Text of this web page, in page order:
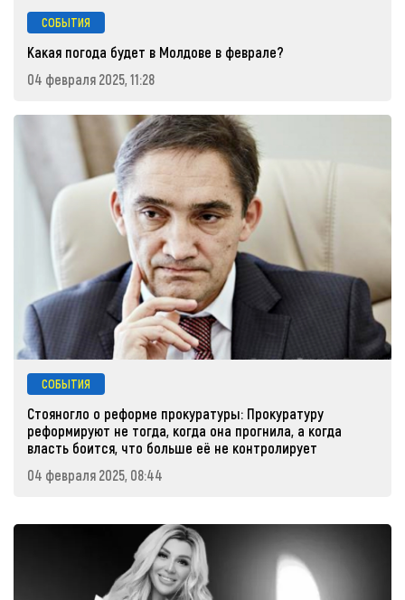
СОБЫТИЯ
Какая погода будет в Молдове в феврале?
04 февраля 2025, 11:28
СОБЫТИЯ
Стояногло о реформе прокуратуры: Прокуратуру
реформируют не тогда, когда она прогнила, а когда
власть боится, что больше её не контролирует
04 февраля 2025, 08:44